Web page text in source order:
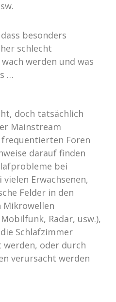
besonders
schlecht
werden und was
…
doch tatsächlich
Mainstream
Foren
darauf finden
bei
Erwachsenen,
Felder in den
Mikrowellen
Radar, usw.),
Schlafzimmer
oder durch
verursacht werden